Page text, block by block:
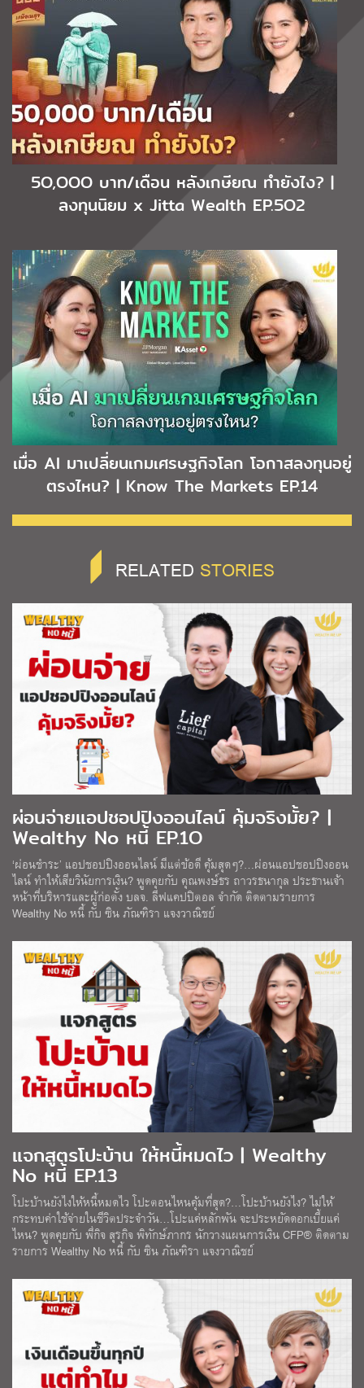
5O,OOO บาท/เดือน หลังเกษียณ ทำยังไง? |
ลงทุนนิยม x Jitta Wealth EP.5O2
เมื่อ AI มาเปลี่ยนเกมเศรษฐกิจโลก โอกาสลงทุนอยู่
ตรงไหน? | Know The Markets EP.14
RELATED STORIES
ผ่อนจ่ายแอปชอปปิงออนไลน์ คุ้มจริงมั้ย? |
Wealthy No หนี้ EP.1O
‘ผ่อนชำระ’ แอปชอปปิงออนไลน์ มีแต่ข้อดี คุ้มสุดๆ?…ผ่อนแอปชอปปิงออน
ไลน์ ทำให้เสียวินัยการเงิน? พูดคุยกับ คุณพงษ์ธร ถาวรธนากุล ประธานเจ้า
หน้าที่บริหารและผู้ก่อตั้ง บลจ. ลีฟแคปปิตอล จำกัด ติดตามรายการ
Wealthy No หนี้ กับ ซิน ภัณฑิรา แจงวาณิชย์
แจกสูตรโปะบ้าน ให้หนี้หมดไว | Wealthy
No หนี้ EP.13
โปะบ้านยังไงให้หนี้หมดไว โปะตอนไหนคุ้มที่สุด?…โปะบ้านยังไง? ไม่ให้
กระทบค่าใช้จ่ายในชีวิตประจำวัน…โปะแค่หลักพัน จะประหยัดดอกเบี้ยแค่
ไหน? พูดคุยกับ พี่กิจ สุรกิจ พิทักษ์ภากร นักวางแผนการเงิน CFP® ติดตาม
รายการ Wealthy No หนี้ กับ ซิน ภัณฑิรา แจงวาณิชย์